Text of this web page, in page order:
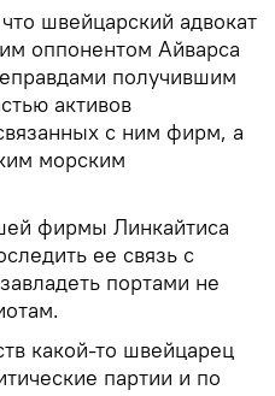
швейцарский адвокат
оппонентом Айварса
получившим
активов
с ним фирм, а
морским
фирмы Линкайтиса
ее связь с
портами не
какой-то швейцарец
партии и по